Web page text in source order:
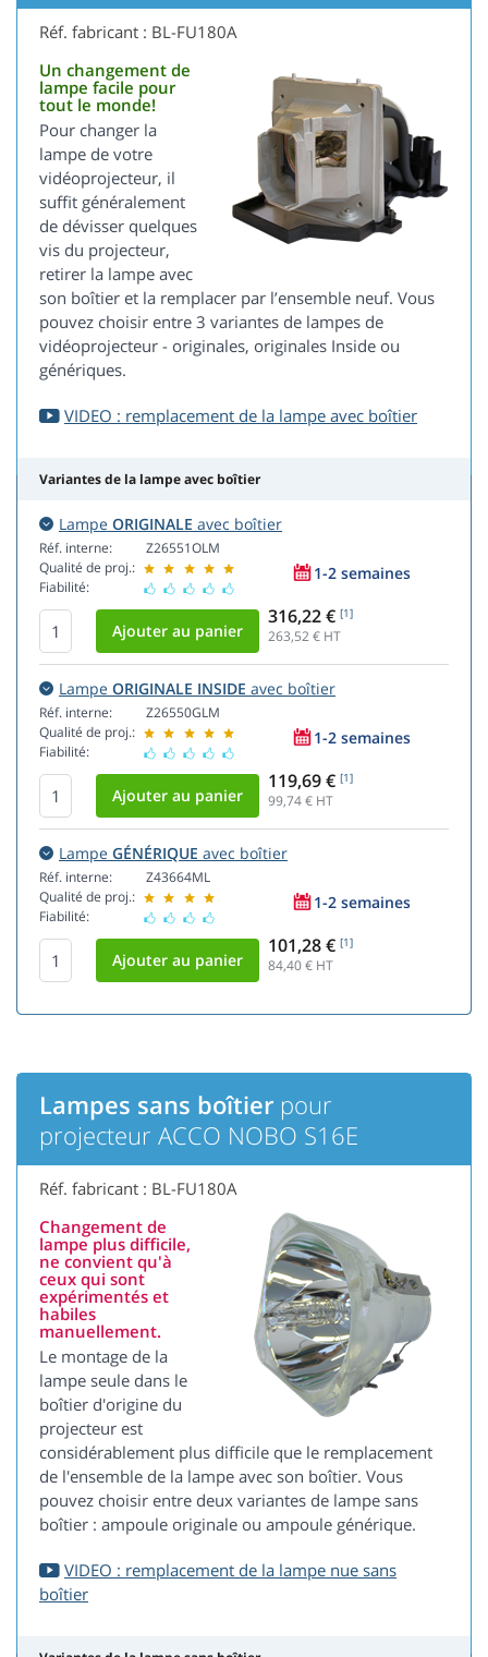
Réf. fabricant : BL-FU180A
Un changement de
lampe facile pour
tout le monde!
Pour changer la
lampe de votre
vidéoprojecteur, il
suffit généralement
de dévisser quelques
vis du projecteur,
retirer la lampe avec
son boîtier et la remplacer par l’ensemble neuf. Vous
pouvez choisir entre 3 variantes de lampes de
vidéoprojecteur - originales, originales Inside ou
génériques.
VIDEO : remplacement de la lampe avec boîtier
Variantes de la lampe avec boîtier
Lampe ORIGINALE avec boîtier
Réf. interne:
Qualité de proj.:
Fiabilité:
Z26551OLM
1-2 semaines
316,22 € [1]
263,52€ HT
Lampe ORIGINALE INSIDE avec boîtier
Réf. interne:
Qualité de proj.:
Fiabilité:
Z26550GLM
1-2 semaines
119,69 € [1]
99,74€ HT
Lampe GÉNÉRIQUE avec boîtier
Réf. interne:
Qualité de proj.:
Fiabilité:
Z43664ML
1-2 semaines
101,28 € [1]
84,40€ HT
Lampes sans boîtier pour
projecteur ACCO NOBO S16E
Réf. fabricant : BL-FU180A
Changement de
lampe plus difficile,
ne convient qu'à
ceux qui sont
expérimentés et
habiles
manuellement.
Le montage de la
lampe seule dans le
boîtier d'origine du
projecteur est
considérablement plus difficile que le remplacement
de l'ensemble de la lampe avec son boîtier. Vous
pouvez choisir entre deux variantes de lampe sans
boîtier : ampoule originale ou ampoule générique.
VIDEO : remplacement de la lampe nue sans
boîtier